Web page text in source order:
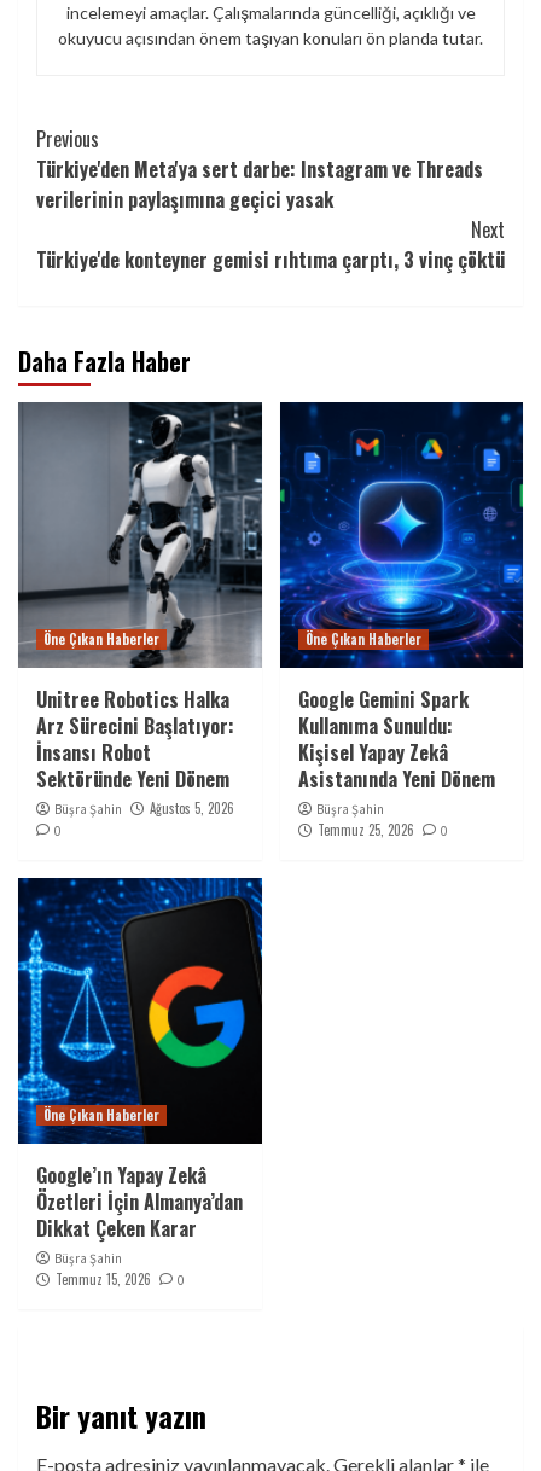
incelemeyi amaçlar. Çalışmalarında güncelliği, açıklığı ve
okuyucu açısından önem taşıyan konuları ön planda tutar.
Continue
Reading
Previous
Türkiye'den Meta'ya sert darbe: Instagram ve Threads
verilerinin paylaşımına geçici yasak
Next
Türkiye'de konteyner gemisi rıhtıma çarptı, 3 vinç çöktü
Daha Fazla Haber
Öne Çıkan Haberler
Unitree Robotics Halka
Arz Sürecini Başlatıyor:
İnsansı Robot
Sektöründe Yeni Dönem
Büşra Şahin Ağustos 5, 2026
0
Öne Çıkan Haberler
Google Gemini Spark
Kullanıma Sunuldu:
Kişisel Yapay Zekâ
Asistanında Yeni Dönem
Büşra Şahin
Temmuz 25, 2026 0
Öne Çıkan Haberler
Google’ın Yapay Zekâ
Özetleri İçin Almanya’dan
Dikkat Çeken Karar
Büşra Şahin
Temmuz 15, 2026 0
Bir yanıt yazın
E-posta adresiniz yayınlanmayacak.Gerekli alanlar* ile